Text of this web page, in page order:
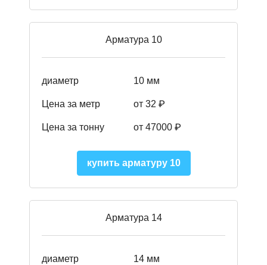
Арматура 10
диаметр 10 мм
Цена за метр от 32 ₽
Цена за тонну от 47000 ₽
купить арматуру 10
Арматура 14
диаметр 14 мм